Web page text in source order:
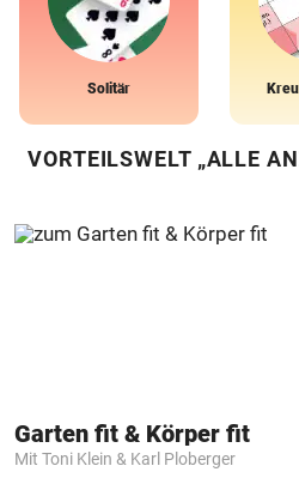
Solitär
VORTEILSWELT „ALLE
Garten fit & Körper fit
Mit Toni Klein & Karl Ploberger